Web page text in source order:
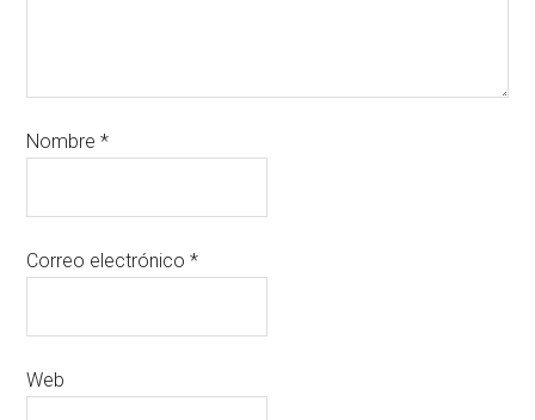
Nombre*
Correo electrónico*
Web